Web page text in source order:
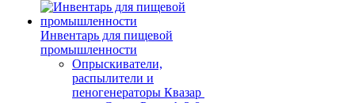
Инвентарь для пищевой
промышленности
Опрыскиватели,
распылители и
пеногенераторы Квазар